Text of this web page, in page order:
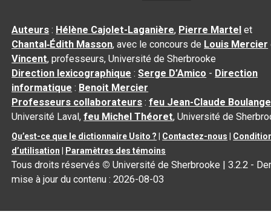
Auteurs : Hélène Cajolet-Laganière, Pierre Martel et
Chantal‑Édith Masson, avec le concours de Louis Mercier
Vincent, professeurs, Université de Sherbrooke
Direction lexicographique :Serge D’Amico - Direction
informatique : Benoit Mercier
Professeurs collaborateurs :feu Jean-Claude
Université Laval,feu Michel Théoret, Université de
Qu’est-ce que le dictionnaire Usito ? Contactez-nous
d’utilisation
Paramètres des témoins
Tous droits réservés © Université de Sherbrooke |3.2.2 -
mise à jour du contenu :2026-08-03